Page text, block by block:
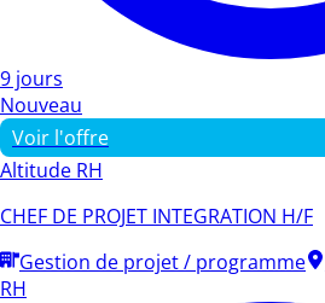
9 jours
Nouveau
Voir l'offre
Altitude RH
CHEF DE PROJET INTEGRATION H/F
Gestion de projet / programme
RH